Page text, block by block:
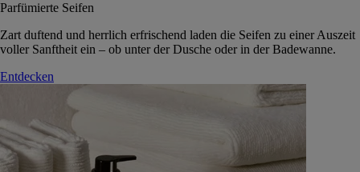
Parfümierte Seifen
Zart duftend und herrlich erfrischend laden die Seifen zu einer Auszeit
voller Sanftheit ein – ob unter der Dusche oder in der Badewanne.
Entdecken